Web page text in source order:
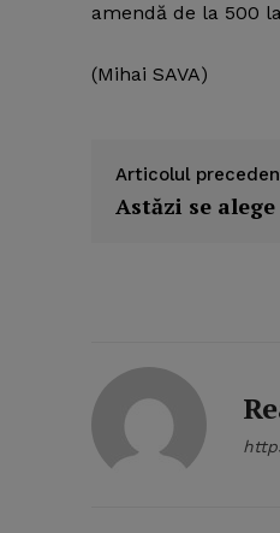
amendă de la 500
(Mihai SAVA)
Articolul
Astăzi se